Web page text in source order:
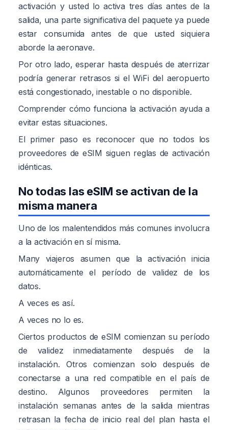
activación y usted lo activa tres días antes de la
salida, una parte significativa del paquete ya puede
estar consumida antes de que usted siquiera
aborde la aeronave.
Por otro lado, esperar hasta después de aterrizar
podría generar retrasos si el WiFi del aeropuerto
está congestionado, inestable o no disponible.
Comprender cómo funciona la activación ayuda a
evitar estas situaciones.
El primer paso es reconocer que no todos los
proveedores de eSIM siguen reglas de activación
idénticas.
No todas las eSIM se activan de la
misma manera
Uno de los malentendidos más comunes involucra
a la activación en sí misma.
Many viajeros asumen que la activación inicia
automáticamente el período de validez de los
datos.
A veces es así.
A veces no lo es.
Ciertos productos de eSIM comienzan su período
de validez inmediatamente después de la
instalación. Otros comienzan solo después de
conectarse a una red compatible en el país de
destino. Algunos proveedores permiten la
instalación semanas antes de la salida mientras
retrasan la fecha de inicio real del plan hasta el